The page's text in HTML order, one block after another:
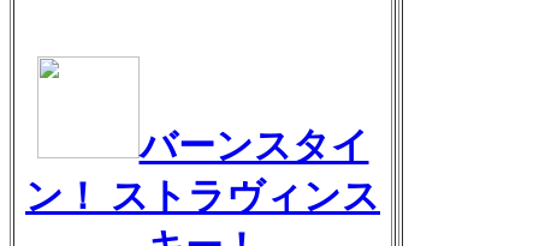
バーンスタイ
ン！ ストラヴィンス